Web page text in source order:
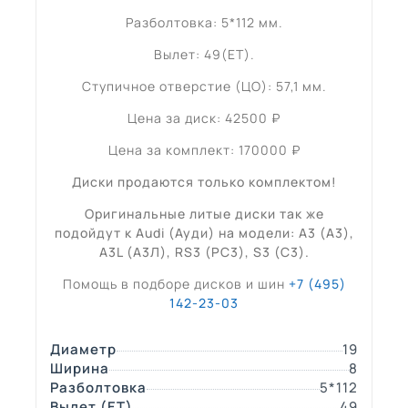
Разболтовка: 5*112 мм.
Вылет: 49(ET).
Ступичное отверстие (ЦО): 57,1 мм.
Цена за диск: 42500 ₽
Цена за комплект: 170000 ₽
Диски продаются только комплектом!
Оригинальные литые диски так же
подойдут к Audi (Ауди) на модели: A3 (А3),
A3L (А3Л), RS3 (РС3), S3 (С3).
Помощь в подборе дисков и шин +7 (495)
142-23-03
Диаметр
19
Ширина
8
Разболтовка
5*112